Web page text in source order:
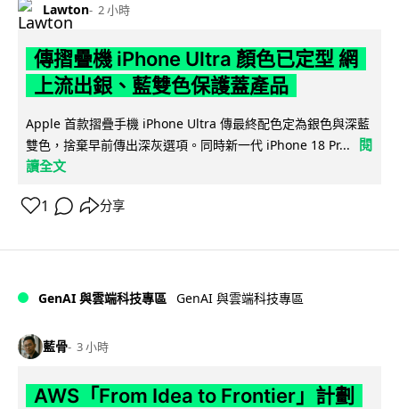
Lawton 2 小時
傳摺疊機 iPhone Ultra 顏色已定型 網
上流出銀、藍雙色保護蓋產品
Apple 首款摺疊手機 iPhone Ultra 傳最終配色定為銀色與深藍
雙色，捨棄早前傳出深灰選項。同時新一代 iPhone 18 Pr...
閱
讀全文
1 分享
GenAI 與雲端科技專區 GenAI 與雲端科技專區
藍骨 3 小時
AWS「From Idea to Frontier」計劃